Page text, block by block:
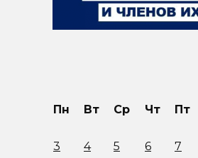
Пн Вт Ср Чт Пт
3
4 5 6 7